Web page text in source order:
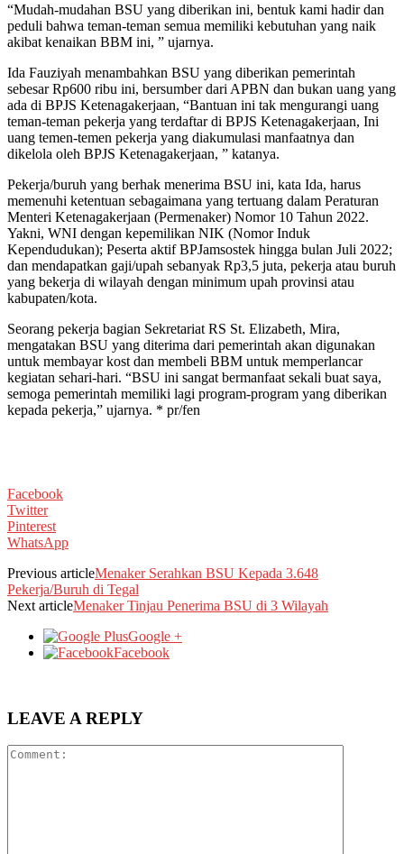
“Mudah-mudahan BSU yang diberikan ini, bentuk kami hadir dan
peduli bahwa teman-teman semua memiliki kebutuhan yang naik
akibat kenaikan BBM ini, ” ujarnya.
Ida Fauziyah menambahkan BSU yang diberikan pemerintah
sebesar Rp600 ribu ini, bersumber dari APBN dan bukan uang yang
ada di BPJS Ketenagakerjaan, “Bantuan ini tak mengurangi uang
teman-teman pekerja yang terdaftar di BPJS Ketenagakerjaan, Ini
uang temen-temen pekerja yang diakumulasi manfaatnya dan
dikelola oleh BPJS Ketenagakerjaan, ” katanya.
Pekerja/buruh yang berhak menerima BSU ini, kata Ida, harus
memenuhi ketentuan sebagaimana yang tertuang dalam Peraturan
Menteri Ketenagakerjaan (Permenaker) Nomor 10 Tahun 2022.
Yakni, WNI dengan kepemilikan NIK (Nomor Induk
Kependudukan); Peserta aktif BPJamsostek hingga bulan Juli 2022;
dan mendapatkan gaji/upah sebanyak Rp3,5 juta, pekerja atau buruh
yang bekerja di wilayah dengan minimum upah provinsi atau
kabupaten/kota.
Seorang pekerja bagian Sekretariat RS St. Elizabeth, Mira,
mengatakan BSU yang diterima dari pemerintah akan digunakan
untuk membayar kost dan membeli BBM untuk memperlancar
kegiatan sehari-hari. “BSU ini sangat bermanfaat sekali buat saya,
semoga pemerintah memiliki lagi program-program yang diberikan
kepada pekerja,” ujarnya. * pr/fen
Facebook
Twitter
Pinterest
WhatsApp
Previous articleMenaker Serahkan BSU Kepada 3.648
Pekerja/Buruh di Tegal
Next articleMenaker Tinjau Penerima BSU di 3 Wilayah
Google +
Facebook
LEAVE A REPLY